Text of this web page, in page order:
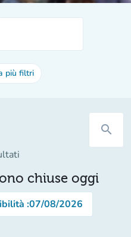
più filtri
search
chiuse oggi
:07/08/2026